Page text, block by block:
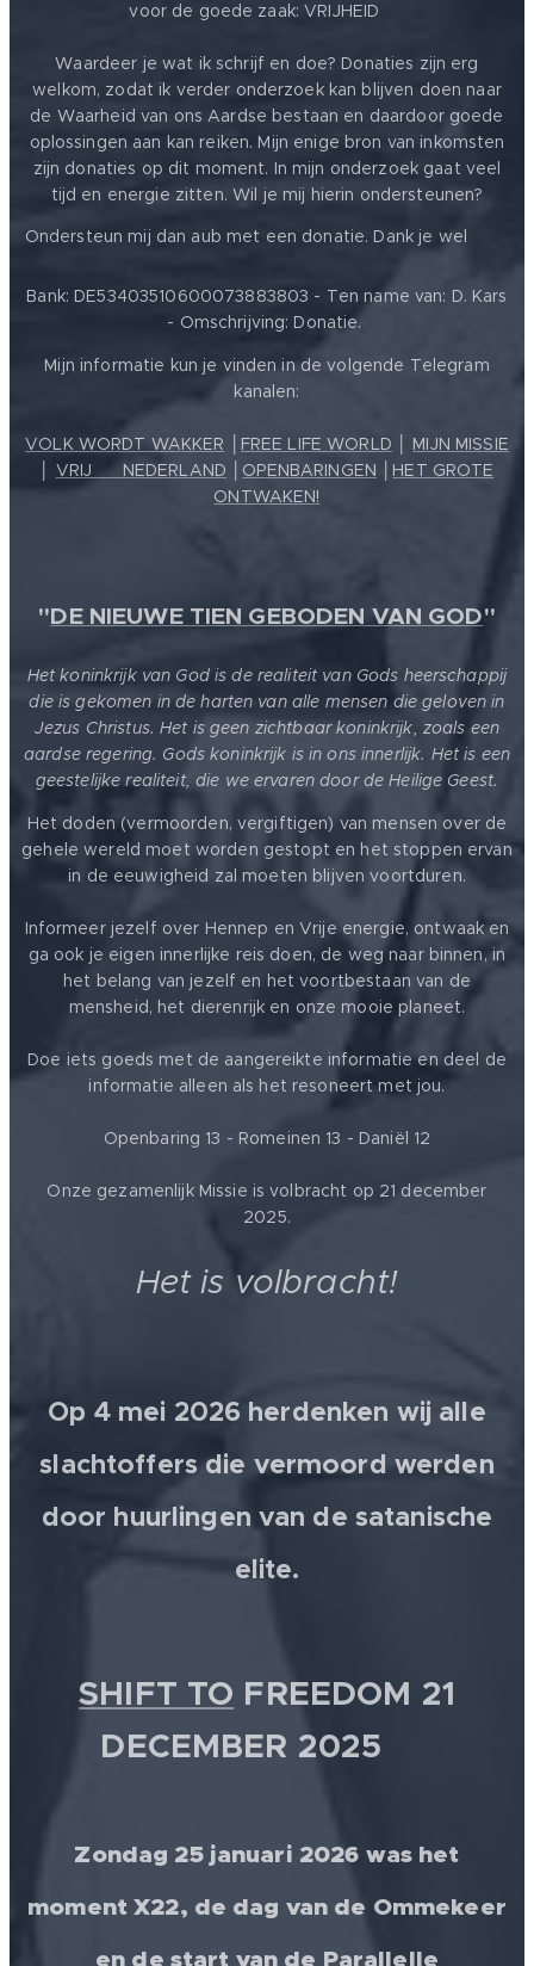
voor de goede zaak: VRIJHEID ❤️
Waardeer je wat ik schrijf en doe? Donaties zijn erg
welkom, zodat ik verder onderzoek kan blijven doen naar
de Waarheid van ons Aardse bestaan en daardoor goede
oplossingen aan kan reiken. Mijn enige bron van inkomsten
zijn donaties op dit moment. In mijn onderzoek gaat veel
tijd en energie zitten. Wil je mij hierin ondersteunen?
Ondersteun mij dan aub met een donatie. Dank je wel
Bank: DE53403510600073883803 - Ten name van: D. Kars
- Omschrijving: Donatie.
Mijn informatie kun je vinden in de volgende Telegram
kanalen:
VOLK WORDT WAKKER FREE LIFE WORLD
MIJN MISSIE
VRIJ ❤️ NEDERLAND OPENBARINGEN
HET GROTE
ONTWAKEN!
"DE NIEUWE TIEN GEBODEN VAN GOD"
Het koninkrijk van God is de realiteit van Gods heerschappij
die is gekomen in de harten van alle mensen die geloven in
Jezus Christus. Het is geen zichtbaar koninkrijk, zoals een
aardse regering. Gods koninkrijk is in ons innerlijk. Het is een
geestelijke realiteit, die we ervaren door de Heilige Geest.
Het doden (vermoorden, vergiftigen) van mensen over de
gehele wereld moet worden gestopt en het stoppen ervan
in de eeuwigheid zal moeten blijven voortduren.
Informeer jezelf over Hennep en Vrije energie, ontwaak en
ga ook je eigen innerlijke reis doen, de weg naar binnen, in
het belang van jezelf en het voortbestaan van de
mensheid, het dierenrijk en onze mooie planeet.
Doe iets goeds met de aangereikte informatie en deel de
informatie alleen als het resoneert met jou.
Openbaring 13 - Romeinen 13 - Daniël 12
Onze gezamenlijk Missie is volbracht op 21 december
2025.
Het is volbracht!
Op 4 mei 2026 herdenken wij alle
slachtoffers die vermoord werden
door huurlingen van de satanische
elite.
SHIFT TO FREEDOM 21
DECEMBER 2025 💫
Zondag 25 januari 2026 was het
moment X22, de dag van de Ommekeer
en de start van de Parallelle